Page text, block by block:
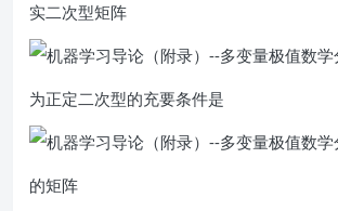
实二次型矩阵
为正定二次型的充要条件是
的矩阵